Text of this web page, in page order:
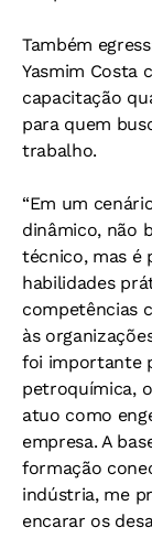
Também
Yasmim Costa
capacitação
para quem
trabalho.
“Em um
dinâmico, não
técnico, mas é
habilidades
competências
às
foi importante
petroquímica,
atuo como
empresa. A
formação
indústria, me
encarar os